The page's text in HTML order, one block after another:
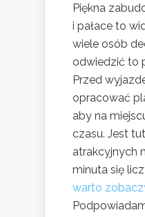
Piękna
i pałace to
wiele osób
odwiedzić to
Przed
opracować
aby na
czasu. Jest
atrakcyjnych
minuta się
warto